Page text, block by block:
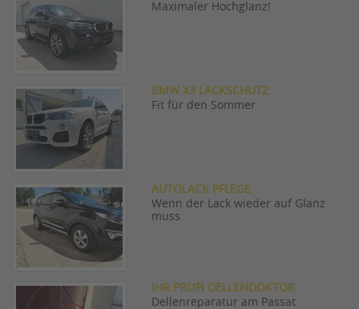
Maximaler Hochglanz!
BMW X3 LACKSCHUTZ
Fit für den Sommer
AUTOLACK PFLEGE
Wenn der Lack wieder auf Glanz
muss
IHR PROFI DELLENDOKTOR
Dellenreparatur am Passat